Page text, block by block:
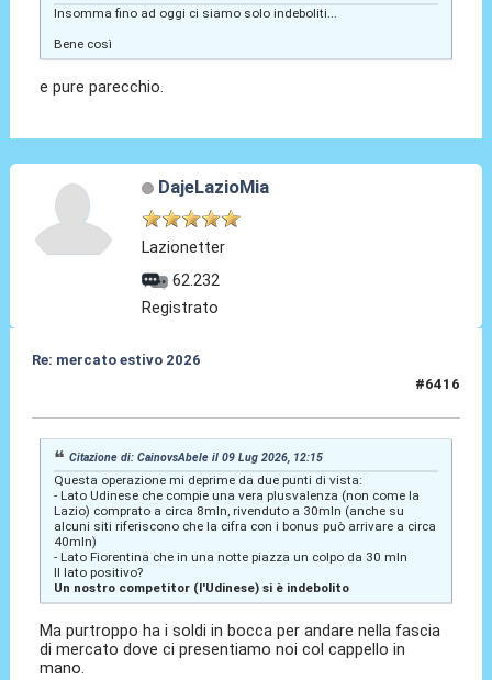
Insomma fino ad oggi ci siamo solo indeboliti...
Bene così
e pure parecchio.
DajeLazioMia
Lazionetter
62.232
Registrato
Re: mercato estivo 2026
#6416
Citazione di: CainovsAbele il 09 Lug 2026, 12:15
Questa operazione mi deprime da due punti di vista:
- Lato Udinese che compie una vera plusvalenza (non come la
Lazio) comprato a circa 8mln, rivenduto a 30mln (anche su
alcuni siti riferiscono che la cifra con i bonus può arrivare a circa
40mln)
- Lato Fiorentina che in una notte piazza un colpo da 30 mln
Il lato positivo?
Un nostro competitor (l'Udinese) si è indebolito
Ma purtroppo ha i soldi in bocca per andare nella fascia
di mercato dove ci presentiamo noi col cappello in
mano.